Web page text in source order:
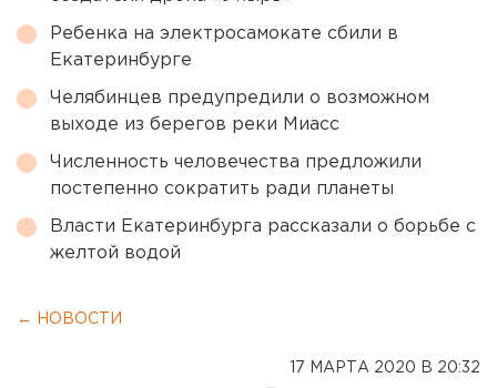
Ребенка на электросамокате сбили в
Екатеринбурге
Челябинцев предупредили о возможном
выходе из берегов реки Миасс
Численность человечества предложили
постепенно сократить ради планеты
Власти Екатеринбурга рассказали о борьбе с
желтой водой
← НОВОСТИ
17 МАРТА 2020 В 20:32